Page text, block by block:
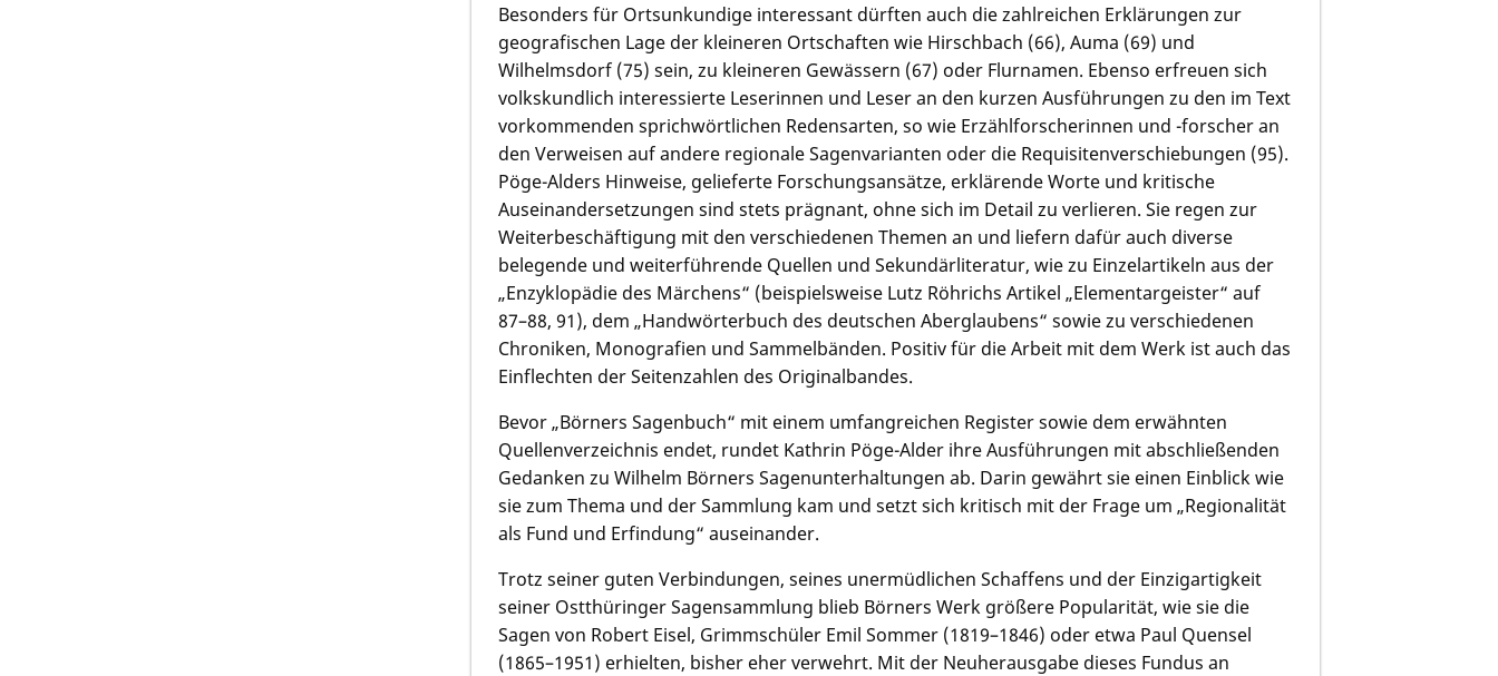
Besonders für Ortsunkundige interessant dürften auch die zahlreichen Erklärungen zur
geografischen Lage der kleineren Ortschaften wie Hirschbach (66), Auma (69) und
Wilhelmsdorf (75) sein, zu kleineren Gewässern (67) oder Flurnamen. Ebenso erfreuen sich
volkskundlich interessierte Leserinnen und Leser an den kurzen Ausführungen zu den im Text
vorkommenden sprichwörtlichen Redensarten, so wie Erzählforscherinnen und -forscher an
den Verweisen auf andere regionale Sagenvarianten oder die Requisitenverschiebungen (95).
Pöge-Alders Hinweise, gelieferte Forschungsansätze, erklärende Worte und kritische
Auseinandersetzungen sind stets prägnant, ohne sich im Detail zu verlieren. Sie regen zur
Weiterbeschäftigung mit den verschiedenen Themen an und liefern dafür auch diverse
belegende und weiterführende Quellen und Sekundärliteratur, wie zu Einzelartikeln aus der
„Enzyklopädie des Märchens“ (beispielsweise Lutz Röhrichs Artikel „Elementargeister“ auf
87–88, 91), dem „Handwörterbuch des deutschen Aberglaubens“ sowie zu verschiedenen
Chroniken, Monografien und Sammelbänden. Positiv für die Arbeit mit dem Werk ist auch das
Einflechten der Seitenzahlen des Originalbandes.
Bevor „Börners Sagenbuch“ mit einem umfangreichen Register sowie dem erwähnten
Quellenverzeichnis endet, rundet Kathrin Pöge-Alder ihre Ausführungen mit abschließenden
Gedanken zu Wilhelm Börners Sagenunterhaltungen ab. Darin gewährt sie einen Einblick wie
sie zum Thema und der Sammlung kam und setzt sich kritisch mit der Frage um „Regionalität
als Fund und Erfindung“ auseinander.
Trotz seiner guten Verbindungen, seines unermüdlichen Schaffens und der Einzigartigkeit
seiner Ostthüringer Sagensammlung blieb Börners Werk größere Popularität, wie sie die
Sagen von Robert Eisel, Grimmschüler Emil Sommer (1819–1846) oder etwa Paul Quensel
(1865–1951) erhielten, bisher eher verwehrt. Mit der Neuherausgabe dieses Fundus an